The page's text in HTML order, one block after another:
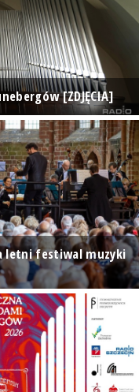
[ZDJĘCIA]
letni festiwal muzyki